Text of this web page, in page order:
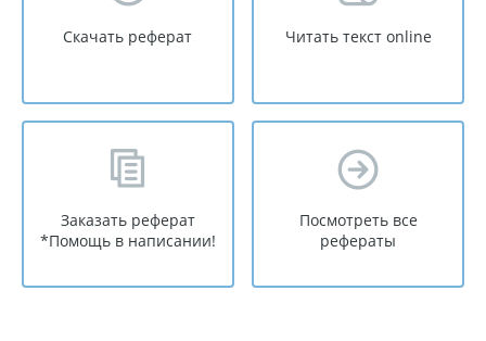
Скачать реферат Читать текст online
Заказать реферат
*Помощь в написании!
Посмотреть все
рефераты